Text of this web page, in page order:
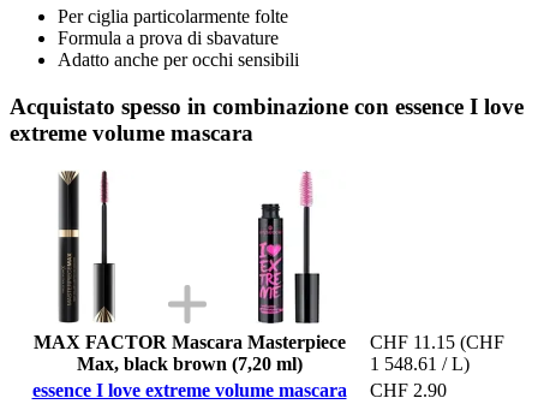
Per ciglia particolarmente folte
Formula a prova di sbavature
Adatto anche per occhi sensibili
Acquistato spesso in combinazione con essence I love
extreme volume mascara
MAX FACTOR Mascara Masterpiece
Max, black brown (7,20 ml)
CHF 11.15 (CHF
1 548.61 / L)
essence I love extreme volume mascara
CHF 2.90